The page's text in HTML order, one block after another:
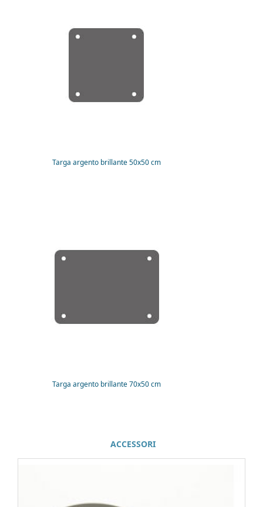
Targa argento brillante 50x50 cm
Targa argento brillante 70x50 cm
ACCESSORI